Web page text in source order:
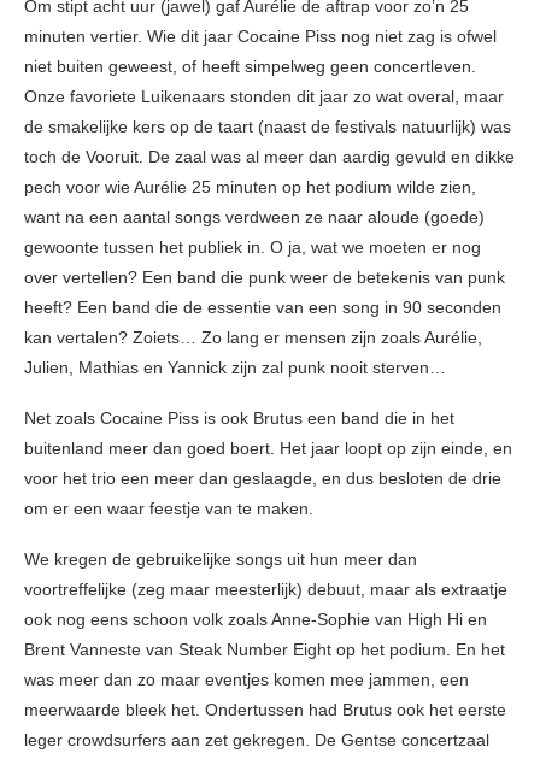
Om stipt acht uur (jawel) gaf Aurélie de aftrap voor zo’n 25
minuten vertier. Wie dit jaar Cocaine Piss nog niet zag is ofwel
niet buiten geweest, of heeft simpelweg geen concertleven.
Onze favoriete Luikenaars stonden dit jaar zo wat overal, maar
de smakelijke kers op de taart (naast de festivals natuurlijk) was
toch de Vooruit. De zaal was al meer dan aardig gevuld en dikke
pech voor wie Aurélie 25 minuten op het podium wilde zien,
want na een aantal songs verdween ze naar aloude (goede)
gewoonte tussen het publiek in. O ja, wat we moeten er nog
over vertellen? Een band die punk weer de betekenis van punk
heeft? Een band die de essentie van een song in 90 seconden
kan vertalen? Zoiets… Zo lang er mensen zijn zoals Aurélie,
Julien, Mathias en Yannick zijn zal punk nooit sterven…
Net zoals Cocaine Piss is ook Brutus een band die in het
buitenland meer dan goed boert. Het jaar loopt op zijn einde, en
voor het trio een meer dan geslaagde, en dus besloten de drie
om er een waar feestje van te maken.
We kregen de gebruikelijke songs uit hun meer dan
voortreffelijke (zeg maar meesterlijk) debuut, maar als extraatje
ook nog eens schoon volk zoals Anne-Sophie van High Hi en
Brent Vanneste van Steak Number Eight op het podium. En het
was meer dan zo maar eventjes komen mee jammen, een
meerwaarde bleek het. Ondertussen had Brutus ook het eerste
leger crowdsurfers aan zet gekregen. De Gentse concertzaal